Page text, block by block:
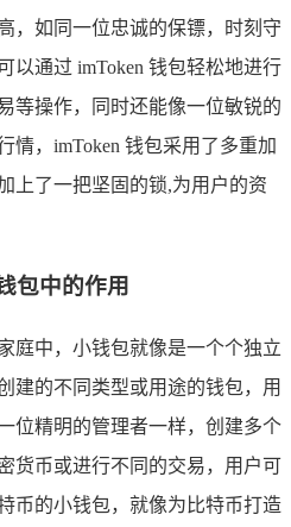
，如同一位忠诚的保镖，时刻守
以通过 imToken 钱包轻松地进行
等操作，同时还能像一位敏锐的
情，imToken 钱包采用了多重加
上了一把坚固的锁,为用户的资
包中的作用
庭中，小钱包就像是一个个独立
建的不同类型或用途的钱包，用
位精明的管理者一样，创建多个
货币或进行不同的交易，用户可
币的小钱包，就像为比特币打造